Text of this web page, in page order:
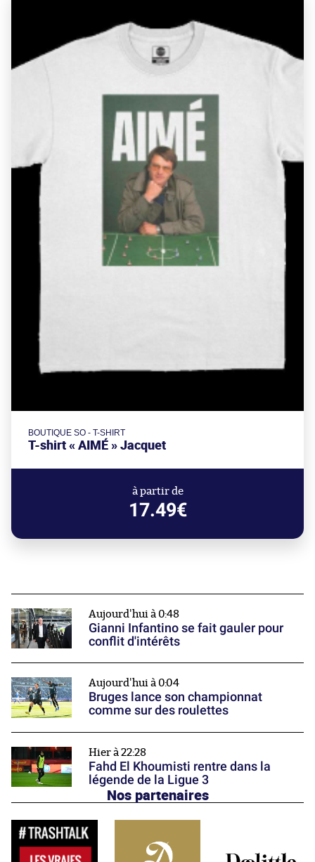
BOUTIQUE SO - T-SHIRT
T-shirt « AIMÉ » Jacquet
à partir de
17.49€
Aujourd'hui à 0:48
Gianni Infantino se fait gauler pour
conflit d'intérêts
Aujourd'hui à 0:04
Bruges lance son championnat
comme sur des roulettes
Hier à 22:28
Fahd El Khoumisti rentre dans la
légende de la Ligue 3
Nos partenaires